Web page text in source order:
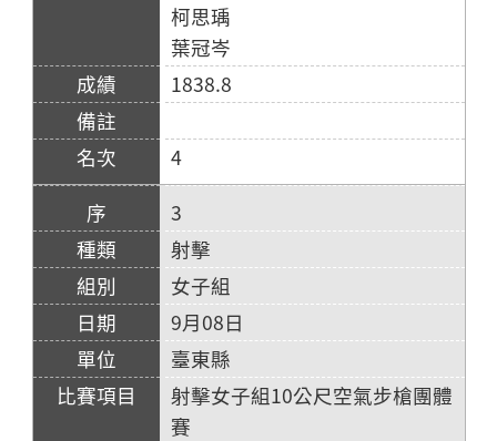
柯思瑀
葉冠岑
1838.8
4
3
射擊
女子組
9月08日
臺東縣
射擊女子組10公尺空氣步槍團體
賽